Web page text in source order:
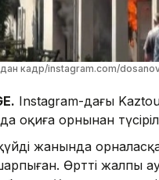
кадр/instagram.com/
Instagram-дағы
оқиға орнынан
жанында
Өрттің жалпы